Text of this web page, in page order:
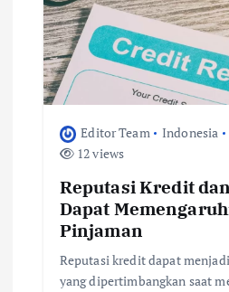
o
n
Editor Team Indonesia
12 views
Reputasi Kredit
Dapat
Pinjaman
Reputasi kredit dapat
yang dipertimbangkan saat